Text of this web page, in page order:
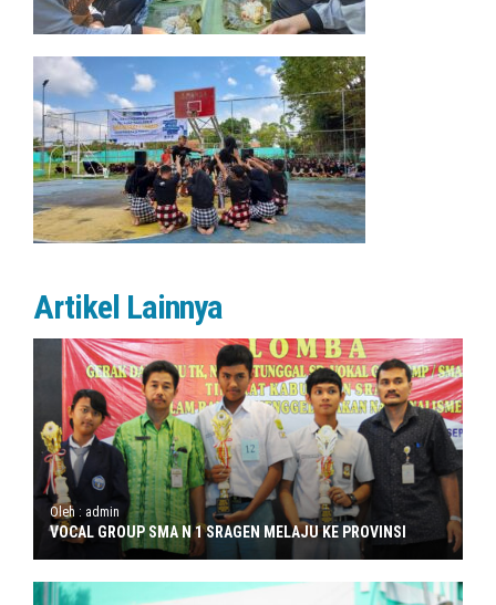
Artikel Lainnya
Oleh : admin
VOCAL GROUP SMA N 1 SRAGEN MELAJU KE PROVINSI